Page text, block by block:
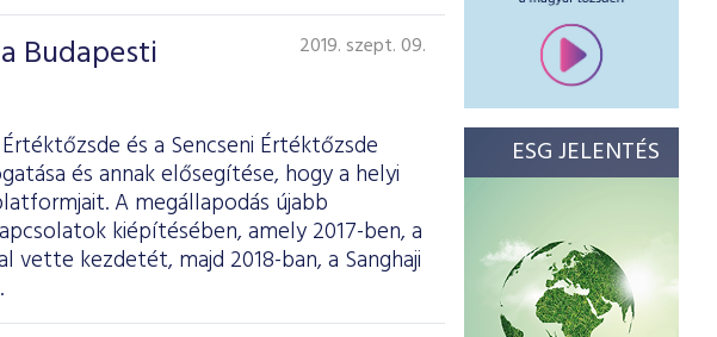
Budapesti
2019. szept. 09.
és a Sencseni Értéktőzsde
és annak elősegítése, hogy a helyi
A megállapodás újabb
kiépítésében, amely 2017-ben, a
vette kezdetét, majd 2018-ban, a Sanghaji
ESG JELENTÉS